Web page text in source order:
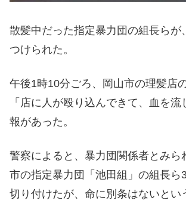
散髪中だった指定暴力団の組長らが
つけられた。
午後1時10分ごろ、岡山市の理髪店
「店に人が殴り込んできて、血を流
報があった。
警察によると、暴力団関係者とみら
市の指定暴力団「池田組」の組長ら
切り付けたが、命に別条はないとい